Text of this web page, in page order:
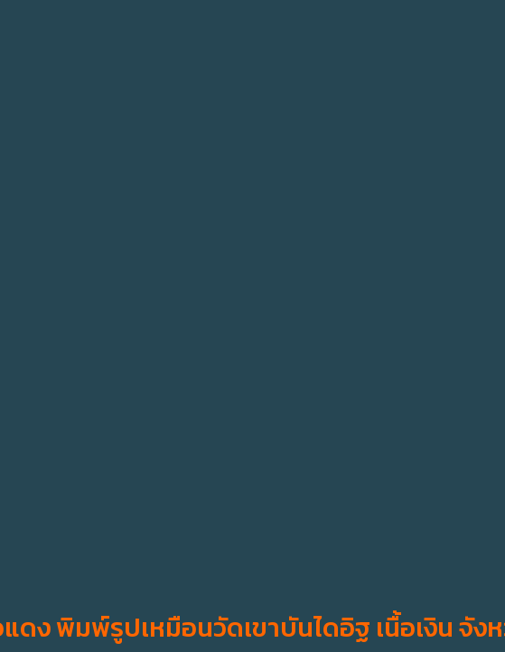
ง พิมพ์รูปเหมือนวัดเขาบันไดอิฐ เนื้อเงิน จัง